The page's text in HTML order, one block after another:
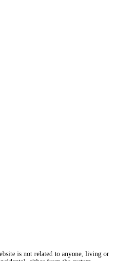
is not related to anyone, living or